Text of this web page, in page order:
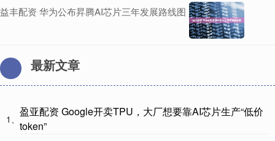
益丰配资 华为公布昇腾AI芯片三年发展路线图
最新文章
1、
盈亚配资 Google开卖TPU，大厂想要靠AI芯片生产“低价
token”